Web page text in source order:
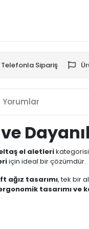
Telefonla Sipariş
Yorumlar
el aletleri
için ideal bir çözümdür.
ağız tasarımı, tek bir
tasarımı ve